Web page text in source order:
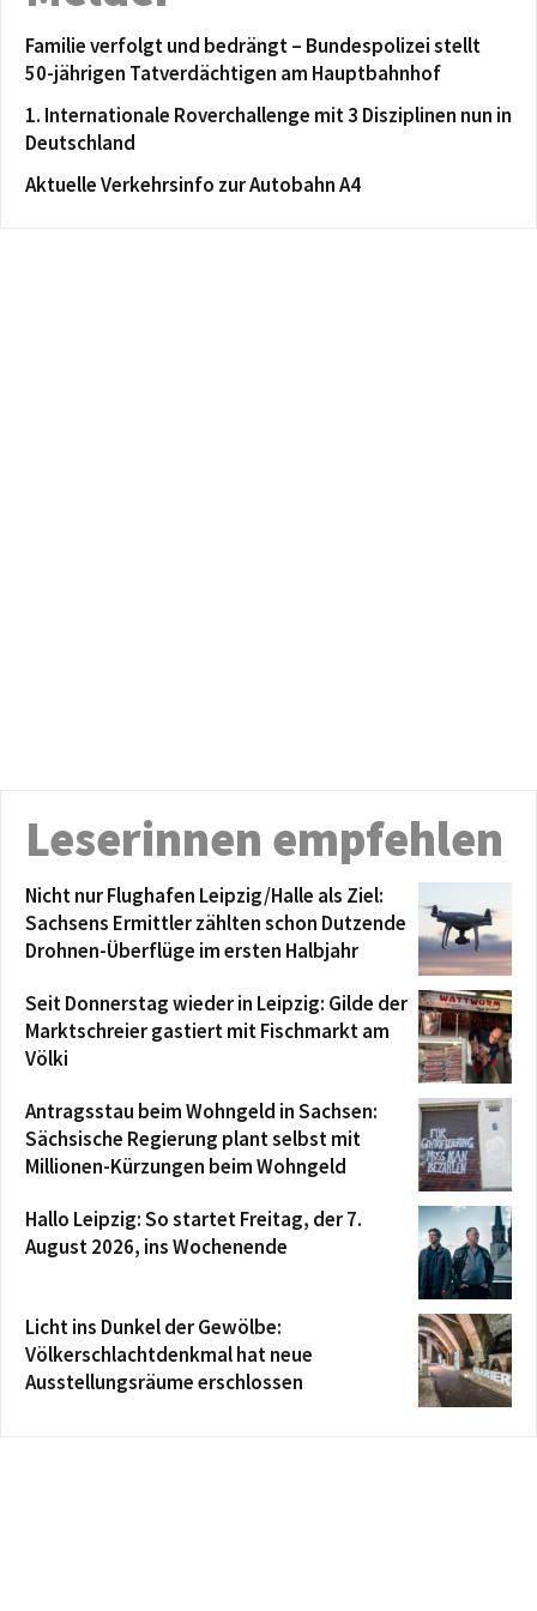
Familie verfolgt und bedrängt – Bundespolizei stellt
50-jährigen Tatverdächtigen am Hauptbahnhof
1. Internationale Roverchallenge mit 3 Disziplinen nun in
Deutschland
Aktuelle Verkehrsinfo zur Autobahn A4
Leserinnen empfehlen
Nicht nur Flughafen Leipzig/Halle als Ziel:
Sachsens Ermittler zählten schon Dutzende
Drohnen-Überflüge im ersten Halbjahr
Seit Donnerstag wieder in Leipzig: Gilde der
Marktschreier gastiert mit Fischmarkt am
Völki
Antragsstau beim Wohngeld in Sachsen:
Sächsische Regierung plant selbst mit
Millionen-Kürzungen beim Wohngeld
Hallo Leipzig: So startet Freitag, der 7.
August 2026, ins Wochenende
Licht ins Dunkel der Gewölbe:
Völkerschlachtdenkmal hat neue
Ausstellungsräume erschlossen